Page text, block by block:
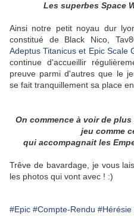
Les superbes Space
Ainsi notre petit noyau dur
constitué de Black Nico,
Adeptus Titanicus et Epic Scale
continue d'accueillir
preuve parmi d'autres que le
se fait tranquillement sa place
On commence à voir de
jeu comme
qui accompagnait les
Trêve de bavardage, je vous
les photos qui vont avec ! :)
#Epic #Compte-Rendu #Hérésie